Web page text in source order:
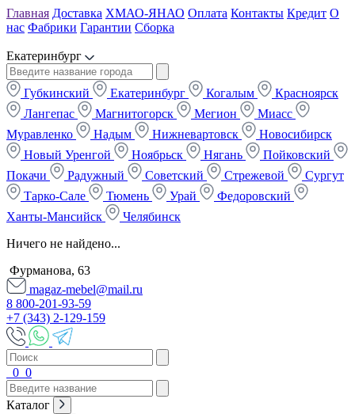
Главная Доставка ХМАО-ЯНАО Оплата Контакты Кредит О
нас Фабрики Гарантии Сборка
Екатеринбург
Губкинский Екатеринбург Когалым
Красноярск
Лангепас
Магнитогорск Мегион
Миасс
Муравленко
Надым Нижневартовск
Новосибирск
Новый Уренгой
Ноябрьск Нягань
Пойковский
Покачи
Радужный Советский Стрежевой
Сургут
Тарко-Сале
Тюмень Урай
Федоровский
Ханты-Мансийск
Челябинск
Ничего не найдено...
Фурманова, 63
magaz-mebel@mail.ru
8 800-201-93-59
+7 (343) 2-129-159
0 0
Каталог